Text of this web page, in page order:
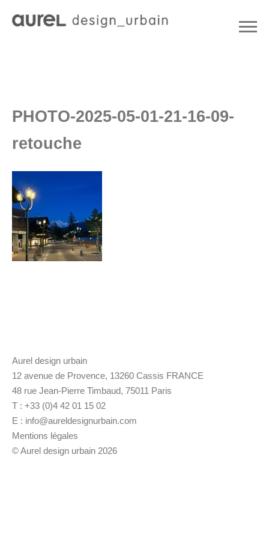
PHOTO-2025-05-01-21-16-09-
retouche
Aurel design urbain
12 avenue de Provence, 13260 Cassis FRANCE
48 rue Jean-Pierre Timbaud, 75011 Paris
T : +33 (0)4 42 01 15 02
E : info@aureldesignurbain.com
Mentions légales
© Aurel design urbain 2026